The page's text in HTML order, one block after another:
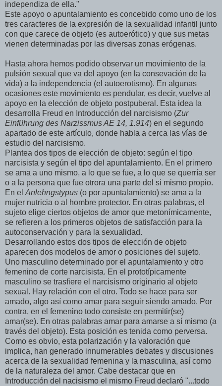
independiza de ella."
Este apoyo o apuntalamiento es concebido como uno de los
tres caracteres de la expresión de la sexualidad infantil junto
con que carece de objeto (es autoerótico) y que sus metas
vienen determinadas por las diversas zonas erógenas.
Hasta ahora hemos podido observar un movimiento de la
pulsión sexual que va del apoyo (en la consevación de la
vida) a la independencia (el autoerotismo). En algunas
ocasiones este movimiento es pendular, es decir, vuelve al
apoyo en la elección de objeto postpuberal. Esta idea la
desarrolla Freud en Introducción del narcisismo (Zur
Einführung des Narzissmus AE 14, 1.914) en el segundo
apartado de este artículo, donde habla a cerca las vías de
estudio del narcisismo.
Plantea dos tipos de elección de objeto: según el tipo
narcisista y según el tipo del apuntalamiento. En el primero
se ama a uno mismo, a lo que se fue, a lo que se querría ser
o a la persona que fue otrora una parte del si mismo propio.
En el Anlehngstypus (o por apuntalamiento) se ama a la
mujer nutricia o al hombre protector. En otras palabras, el
sujeto elige ciertos objetos de amor que metonímicamente,
se refieren a los primeros objetos de satisfacción para la
autoconservación y para la sexualidad.
Desarrollando estos dos tipos de elección de objeto
aparecen dos modelos de amor o posiciones del sujeto.
Uno masculino determinado por el apuntalamiento y otro
femenino de corte narcisista. En el prototípicamente
masculino se trasfiere el narcisismo originario al objeto
sexual. Hay relación con el otro. Todo se hace para ser
amado, algo así como amar para seguir siendo amado. Por
contra, en el femenino todo consiste en permitir(se)
amar(se). En otras palabras amar para amarse a sí mismo (a
través del objeto). Esta posición es tenida como perversa.
Como es obvio, esta polarización y la valoración que
implica, han generado innumerables debates y discusiones
acerca de la sexualidad femenina y la masculina, así como
de la naturaleza del amor. Cabe destacar que en
Introducción del nacisismo el mismo Freud declaró "...todo